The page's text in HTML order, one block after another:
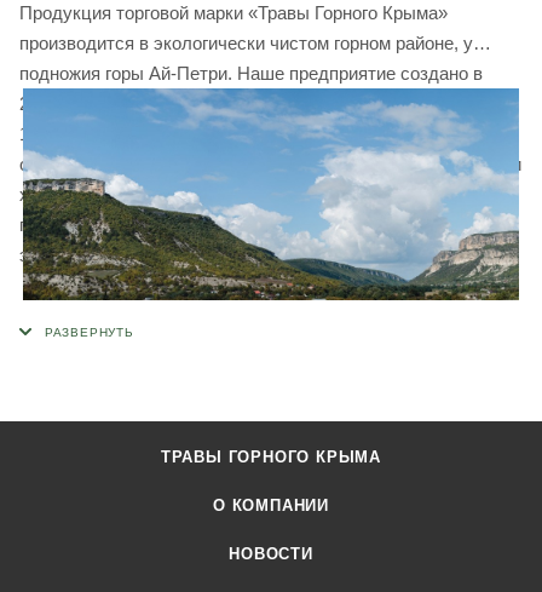
Продукция торговой марки «Травы Горного Крыма»
производится в экологически чистом горном районе, у
подножия горы Ай-Петри. Наше предприятие создано в
2004 году, занимается сбором и фасовкой трав уже более
10 лет. Мы имеем все необходимое современное
оборудование и производственные площади для фасовки и
хранения травяных чаев. Для изготовления сырья и
приготовления сборов используется только ручной труд и
экологически чистые технологии.
ТРАВЫ ГОРНОГО КРЫМА
О КОМПАНИИ
НОВОСТИ